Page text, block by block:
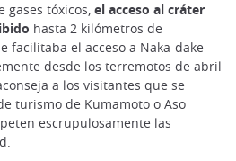
tóxicos, el acceso al cráter
hasta 2 kilómetros de
facilitaba el acceso a Naka-dake
desde los terremotos de abril
a los visitantes que se
turismo de Kumamoto o Aso
escrupulosamente las